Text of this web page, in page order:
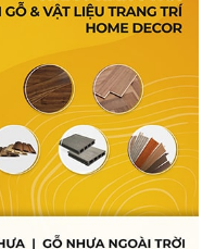
gỗ lát ngoài trời sẽ có
nhựa + bột gỗ + bột
lực cao tạo thành bộ
Phần cốt này có thể
rỗng. Các loại dạng
loại ruột rỗng. Nhưng
kết cấu khe rỗng không